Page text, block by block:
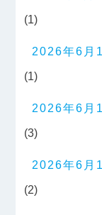
(1)
2026年6月
(1)
2026年6月
(3)
2026年6月
(2)